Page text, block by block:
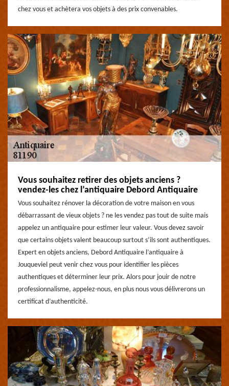
chez vous et achètera vos objets à des prix convenables.
Vous souhaitez retirer des objets anciens ?
vendez-les chez l’antiquaire Debord Antiquaire
Vous souhaitez rénover la décoration de votre maison en vous
débarrassant de vieux objets ? ne les vendez pas tout de suite mais
appelez un antiquaire pour estimer leur valeur. Vous devez savoir
que certains objets valent beaucoup surtout s’ils sont authentiques.
Expert en objets anciens, Debord Antiquaire l’antiquaire à
Jouqueviel peut venir chez vous pour identifier les pièces
authentiques et déterminer leur prix. Alors pour jouir de notre
professionnalisme, appelez-nous, en plus nous vous délivrerons un
certificat d’authenticité.